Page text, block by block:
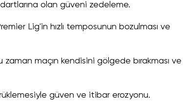
olan güveni zedeleme.
Lig'in hızlı temposunun bozulması ve
zaman maçın kendisini gölgede bırakması ve
güven ve itibar erozyonu.